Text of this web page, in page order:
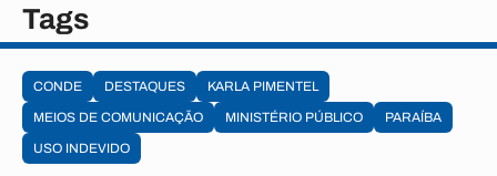
Tags
CONDE DESTAQUES
KARLA PIMENTEL
MEIOS DE COMUNICAÇÃO
MINISTÉRIO PÚBLICO
PARAÍBA
USO INDEVIDO